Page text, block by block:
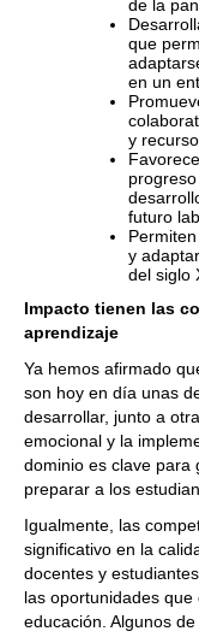
de la
que
en un
y
futuro
y
del siglo
Impacto tienen las
aprendizaje
Ya hemos afirmado
son hoy en día unas
desarrollar, junto a
emocional y la
dominio es clave para
preparar a los
Igualmente, las
significativo en la
docentes y
las oportunidades
educación. Algunos